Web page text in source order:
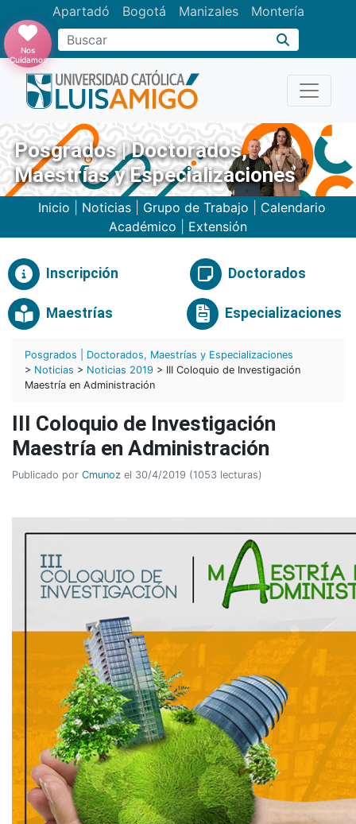
Apartadó Bogotá Manizales Montería
Buscar
Nos
Cuidamos
Posgrados | Doctorados,
Maestrías y Especializaciones
Inicio Noticias Grupo de Trabajo
Calendario
Académico
Extensión
Inscripción Doctorados
Maestrías Especializaciones
Posgrados | Doctorados, Maestrías y Especializaciones
> Noticias > Noticias 2019 > III Coloquio de Investigación
Maestría en Administración
III Coloquio de Investigación
Maestría en Administración
Publicado por Cmunoz el 30/4/2019 (1053 lecturas)